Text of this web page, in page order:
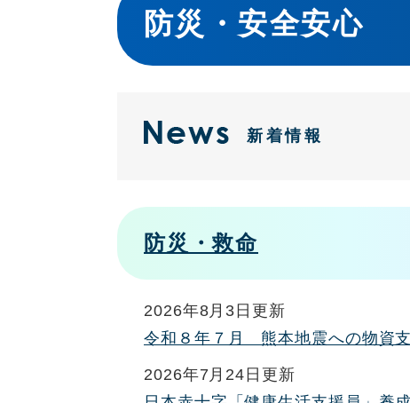
文
防災・安全安心
新着情報
防災・救命
2026年8月3日更新
令和８年７月 熊本地震への物資
2026年7月24日更新